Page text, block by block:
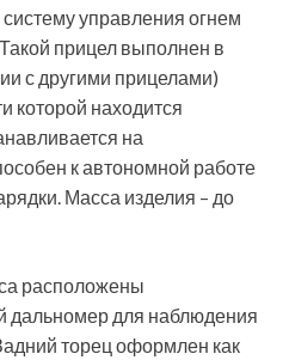
управления огнем
прицел выполнен в
с другими прицелами)
которой находится
на
к автономной работе
Масса изделия – до
расположены
дальномер для наблюдения
торец оформлен как